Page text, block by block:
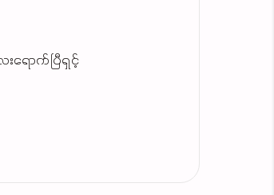
ရောက်ပြီရှင့်
အလုပ်သွား၊ ကျောင်းသွားချိန်